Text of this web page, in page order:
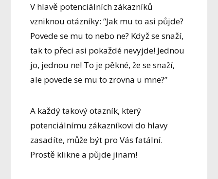
V hlavě potenciálních zákazníků
vzniknou otázníky: “Jak mu to asi půjde?
Povede se mu to nebo ne? Když se snaží,
tak to přeci asi pokaždé nevyjde! Jednou
jo, jednou ne! To je pěkné, že se snaží,
ale povede se mu to zrovna u mne?”
A každý takový otazník, který
potenciálnímu zákazníkovi do hlavy
zasadíte, může být pro Vás fatální.
Prostě klikne a půjde jinam!